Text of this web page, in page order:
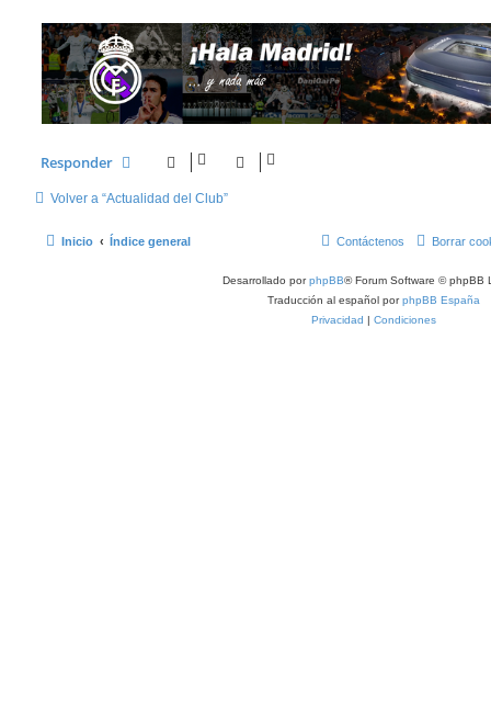
Responder
Volver a “Actualidad del Club”
Inicio Índice general Borrar
Contáctenos
Desarrollado porphpBB® Forum Software © phpBB
Traducción al español porphpBB España
Privacidad
Condiciones